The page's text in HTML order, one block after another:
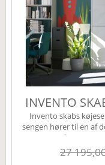
INVENTO
Invento skabs
sengen hører til en af
svaret på den
lukkemekanisme der
sikrer en nem og
27